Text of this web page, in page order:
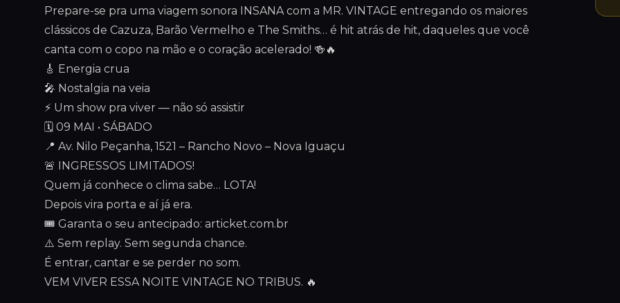
Prepare-se pra uma viagem sonora INSANA com a MR. VINTAGE entregando os maiores
clássicos de Cazuza, Barão Vermelho e The Smiths… é hit atrás de hit, daqueles que você
canta com o copo na mão e o coração acelerado! 🍻🔥
🎸 Energia crua
🎤 Nostalgia na veia
⚡ Um show pra viver — não só assistir
🗓️ 09 MAI • SÁBADO
📍 Av. Nilo Peçanha, 1521 – Rancho Novo – Nova Iguaçu
🚨 INGRESSOS LIMITADOS!
Quem já conhece o clima sabe… LOTA!
Depois vira porta e aí já era.
🎟️ Garanta o seu antecipado: articket.com.br
⚠️ Sem replay. Sem segunda chance.
É entrar, cantar e se perder no som.
VEM VIVER ESSA NOITE VINTAGE NO TRIBUS. 🔥